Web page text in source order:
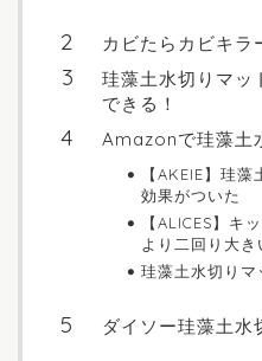
カビたらカビキラ
珪藻土水切りマッ
できる！
Amazonで珪藻土
【AKEIE】珪
効果がついた
【ALICES】キ
より二回り大き
珪藻土水切りマ
ダイソー珪藻土水